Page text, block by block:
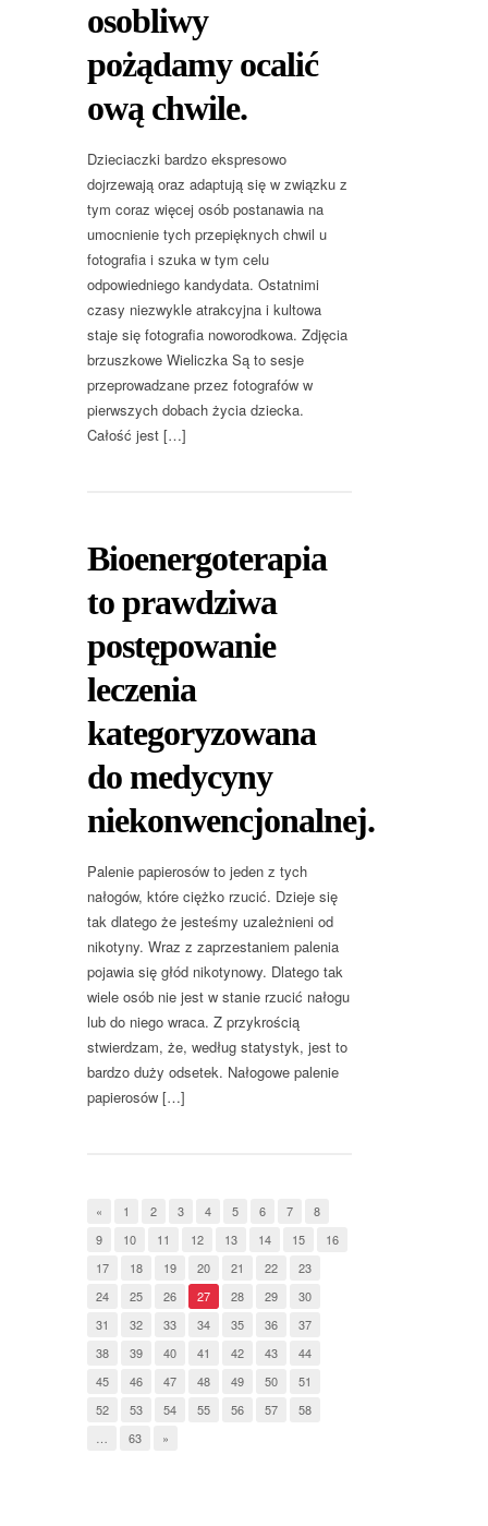
osobliwy
pożądamy ocalić
ową chwile.
Dzieciaczki bardzo ekspresowo
dojrzewają oraz adaptują się w związku z
tym coraz więcej osób postanawia na
umocnienie tych przepięknych chwil u
fotografia i szuka w tym celu
odpowiedniego kandydata. Ostatnimi
czasy niezwykle atrakcyjna i kultowa
staje się fotografia noworodkowa. Zdjęcia
brzuszkowe Wieliczka Są to sesje
przeprowadzane przez fotografów w
pierwszych dobach życia dziecka.
Całość jest […]
Bioenergoterapia
to prawdziwa
postępowanie
leczenia
kategoryzowana
do medycyny
niekonwencjonalnej.
Palenie papierosów to jeden z tych
nałogów, które ciężko rzucić. Dzieje się
tak dlatego że jesteśmy uzależnieni od
nikotyny. Wraz z zaprzestaniem palenia
pojawia się głód nikotynowy. Dlatego tak
wiele osób nie jest w stanie rzucić nałogu
lub do niego wraca. Z przykrością
stwierdzam, że, według statystyk, jest to
bardzo duży odsetek. Nałogowe palenie
papierosów […]
« 1 2 3 4 5 6 7
8
9
10 11 12 13 14 15
16
17
18 19 20 21 22
23
24
25 26 27 28 29
30
31
32 33 34 35 36
37
38
39 40 41 42 43
44
45
46 47 48 49 50
51
52
53 54 55 56 57
58
…
63 »